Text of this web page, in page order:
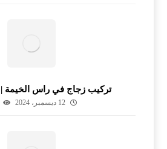
تركيب زجاج في راس الخيمة |0564421019
12 ديسمبر، 2024